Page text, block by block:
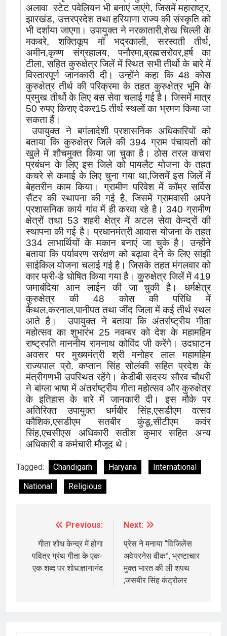
अलावा स्टेट पवेलियन भी बनाएं जाएंगे, जिसमें महाराष्ट्र,
झारखंड, उत्तरप्रदेश तथा हरियाणा राज्य की संस्कृति को
भी दर्शाया जाएगा। उपायुक्त ने नरकातारी,शेख चिल्ली के
मकबरे, शक्तिकूप मॉ भद्रकाली, सरस्वती तीर्थ,
अमीन,कृष्ण संग्रहालय, पनौरमा,ब्रह्मसरोवर,हर्ष का
टीला, सहित कुरुक्षेत्र जिलें में स्थित सभी तीर्थो के बारे में
विस्तारपूर्ण जानकारी दी। उन्होंने कहा कि 48 कोस
कुरुक्षेत्र तीर्थ की परिक्रमा के तहत कुरुक्षेत्र भूमि के
प्रमुख तीर्थो के लिए बस सेवा चलाई गई है। जिसमें मात्र
50 रुपए किराए देकर15 तीर्थ स्थलों का भ्रमण किया जा
सकता हैं।
उपायुक्त ने बगंलादेशी प्रशासनिक अधिकारियों को
बताया कि कुरुक्षेत्र जिले की 394 ग्राम पंचायतों को
खुले में शौचमुक्त किया जा चुका है। ठोस तरल कचरा
प्रबंधन के लिए इस जिले को पायलैट योजना के तहत
कचरे से कमाई के लिए चुना गया था,जिसमें इस जिलें में
बेहतरीन काम किया। ग्रामीण परिवेश मेें कॉम्र सर्विस
सैंटर की स्थापना की गई है, जिसमें ग्रामवासी अपने
प्रशासनिक कार्य गांव में ही करवा रहे है। 340 ग्रामीण
क्षेत्रों तथा 53 शहरी क्षेत्र में अटल सेवा केन्द्रों की
स्थापना की गई है। प्रधानमंत्री आवास योजना के तहत
334 लाभार्थियों के मकान बनाएं जा चुके है। उन्होंने
बताया कि पर्यावरण सरंंक्षण को बढ़ावा देने के लिए सांझी
साईकिल योजना चलाई गई है। जिसके तहत मंगलवार को
कार फ्री-डे घोषित किया गया है। कुुरुक्षेत्र जिलें में 419
जमाबंदिया आन लाईन की जा चुकी है। धर्मक्षेत्र
कुरुक्षेत्र की 48 कोस की परिधि में
कैथल,करनाल,पानीपत तथा जींद जिला में कई तीर्थ स्थल
आते है। उपायुक्त ने बताया कि अंतर्राष्ट्रीय गीता
महोत्सव का शुभारंभ 25 नवम्बर को देश के महामहिम
राष्ट्रपति माननीय रामनाथ कोविंद जी करेंगे। उदघाटन
अवसर पर मुख्यमंत्री श्री मनोहर लाल महामहिम
राज्यपाल प्रो. कप्तान सिंह सोलंकी सहित प्रदेश के
मंत्रीगणभी उपस्थित रहेंगे। केडीबी सदस्य सौरव चौधरी
ने बांग्ला भाषा में अंतर्राष्ट्रीय गीता महोत्सव और कुरुक्षेत्र
के इतिहास के बारे में जानकारी दी। इस मौके पर
अतिरिक्त उपायुक्त धर्मबीर सिंह,एसडीएम वत्सव
कौशिक,एसडीएम सतबीर कुंडू,सीटीएम कवंर
सिंह,एचसीएस अधिकारी सतीश कुमार सहित अन्य
अधिकारी व कर्मचारी मौजूद थे।
Tagged: Chandigarh Haryana
International
National
Religious
navigation
Previous:
गीता शोध केन्द्र में होगा
पवित्र ग्रंथ गीता के एक-
एक शब्द पर शोध:ज्ञानानंद
Next:
प्रेस ने मनाया “विजिलेंस
अवेयरनेस वीक”, भ्रष्टाचार
मुक्त भारत की ली शपथ
;जसबीर सिंह कंट्रोलर